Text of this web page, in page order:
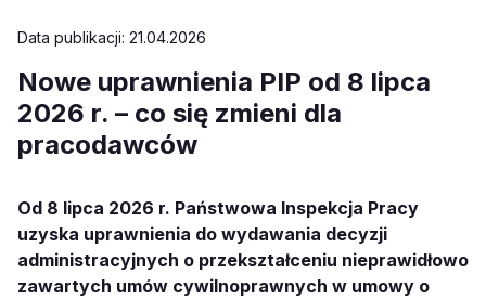
Data publikacji: 21.04.2026
Nowe uprawnienia PIP od 8 lipca
2026 r. – co się zmieni dla
pracodawców
Od 8 lipca 2026 r. Państwowa Inspekcja Pracy
uzyska uprawnienia do wydawania decyzji
administracyjnych o przekształceniu nieprawidłowo
zawartych umów cywilnoprawnych w umowy o